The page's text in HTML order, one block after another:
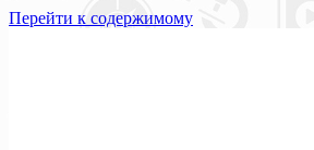
Перейти к содержимому